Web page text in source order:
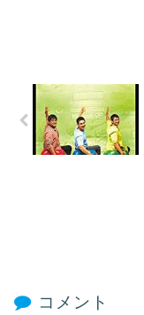
コメント